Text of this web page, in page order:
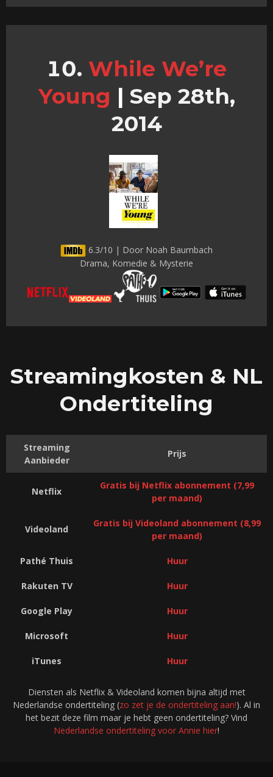
While We’re
Young | Sep 28th,
2014
6.3/10 | Door Noah Baumbach
Drama, Komedie & Mysterie
Streamingkosten & NL
Ondertiteling
Streaming
Aanbieder
Prijs
Netflix
Gratis bij Netflix abonnement (7,99
per maand)
Videoland
Gratis bij Videoland abonnement (8,99
per maand)
Pathé Thuis Huur
Rakuten TV Huur
Google Play Huur
Microsoft Huur
iTunes Huur
Diensten als Netflix & Videoland komen bijna altijd met
Nederlandse ondertiteling (zo zet je de ondertiteling aan!). Al in
het bezit deze film maar je hebt geen ondertiteling? Vind
Nederlandse ondertiteling voor Annie hier!